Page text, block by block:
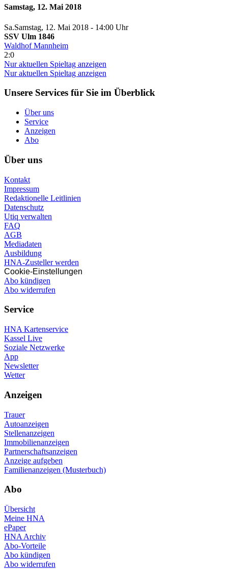
Samstag, 12. Mai 2018
Sa.Samstag, 12. Mai 2018 - 14:00 Uhr
SSV Ulm 1846
Waldhof Mannheim
2:0
Nur aktuellen Spieltag anzeigen
Nur aktuellen Spieltag anzeigen
Unsere Services für Sie im Überblick
Über uns
Service
Anzeigen
Abo
Über uns
Kontakt
Impressum
Redaktionelle Leitlinien
Datenschutz
Utiq verwalten
FAQ
AGB
Mediadaten
Ausbildung
HNA-Zusteller werden
Cookie-Einstellungen
Abo kündigen
Abo widerrufen
Service
HNA Kartenservice
Kassel Live
Soziale Netzwerke
App
Newsletter
Wetter
Anzeigen
Trauer
Autoanzeigen
Stellenanzeigen
Immobilienanzeigen
Partnerschaftsanzeigen
Anzeige aufgeben
Familienanzeigen (Musterbuch)
Abo
Übersicht
Meine HNA
ePaper
HNA Archiv
Abo-Vorteile
Abo kündigen
Abo widerrufen